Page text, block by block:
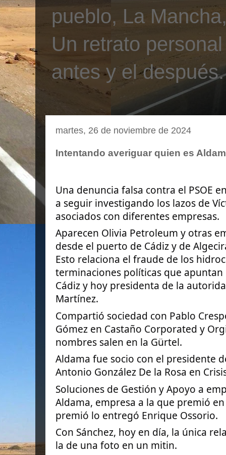
pueblo, La
Un retrato
antes y el después.
martes, 26 de noviembre de 2024
Intentando averiguar quien es
Una denuncia falsa contra el PSOE
a seguir investigando los lazos de
asociados con diferentes empresas.
Aparecen Olivia Petroleum y otras
desde el puerto de Cádiz y de
Esto relaciona el fraude de los
terminaciones políticas que apuntan
Cádiz y hoy presidenta de la
Martínez.
Compartió sociedad con Pablo
Gómez en Castaño Corporated y
nombres salen en la Gürtel.
Aldama fue socio con el presidente
Antonio González De la Rosa en
Soluciones de Gestión y Apoyo a
Aldama, empresa a la que premió en
premió lo entregó Enrique Ossorio.
Con Sánchez, hoy en día, la única
la de una foto en un mitin.